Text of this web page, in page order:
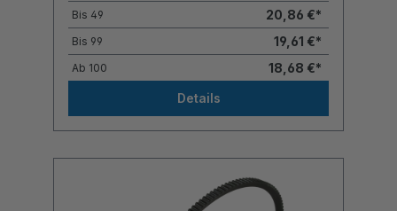
Bis 49 20,86 €*
Bis 99 19,61 €*
Ab 100
18,68 €*
Details